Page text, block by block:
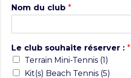
Nom du club*
Le club souhaite réserver :*
Terrain Mini-Tennis (1)
Kit(s) Beach Tennis (5)